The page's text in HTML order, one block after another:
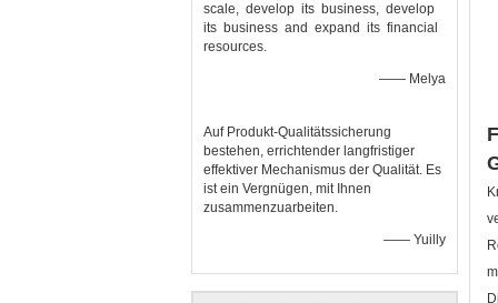
scale, develop its business, develop
its business and expand its financial
resources.
—— Melya
Auf Produkt-Qualitätssicherung
bestehen, errichtender langfristiger
effektiver Mechanismus der Qualität. Es
ist ein Vergnügen, mit Ihnen
zusammenzuarbeiten.
—— Yuilly